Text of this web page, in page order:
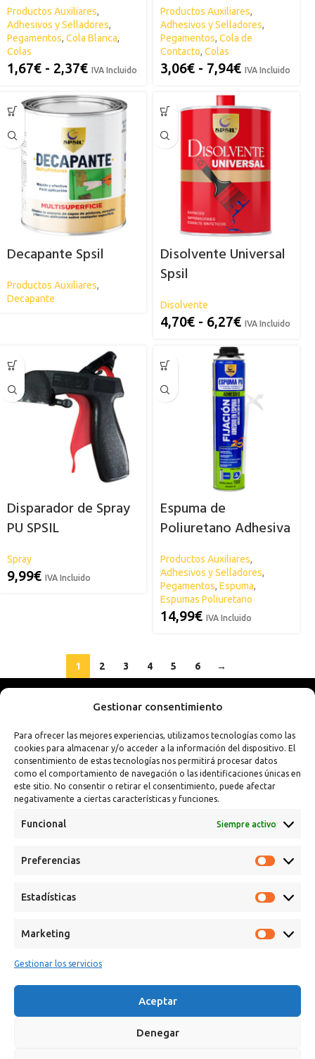
Gestionar consentimiento
Para ofrecer las mejores experiencias, utilizamos tecnologías como las
cookies para almacenar y/o acceder a la información del dispositivo. El
consentimiento de estas tecnologías nos permitirá procesar datos
como el comportamiento de navegación o las identificaciones únicas en
este sitio. No consentir o retirar el consentimiento, puede afectar
negativamente a ciertas características y funciones.
Funcional Siempre activo
Preferencias
Estadísticas
Marketing
Gestionar los servicios
Aceptar
Denegar
Productos Auxiliares,
Adhesivos y Selladores,
Pegamentos, Cola Blanca,
Colas
1,67€ - 2,37€ IVA Incluido
Productos Auxiliares,
Adhesivos y Selladores,
Pegamentos, Cola de
Contacto, Colas
3,06€ - 7,94€ IVA Incluido
Decapante Spsil
Productos Auxiliares,
Decapante
Disolvente Universal
Spsil
Disolvente
4,70€ - 6,27€ IVA Incluido
Disparador de Spray
PU SPSIL
Spray
9,99€ IVA Incluido
Espuma de
Poliuretano Adhesiva
SPSIL
Productos Auxiliares,
Adhesivos y Selladores,
Pegamentos, Espuma,
Espumas Poliuretano
14,99€ IVA Incluido
1 2 3 4 5 6 →